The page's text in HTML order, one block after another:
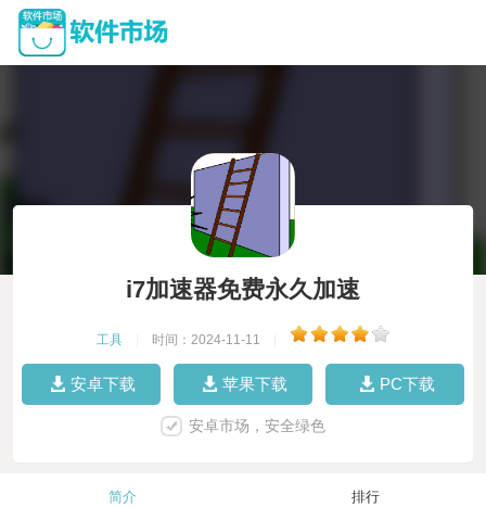
i7加速器免费永久加速
工具 时间：2024-11-11
安卓下载 苹果下载 PC下载
安卓市场，安全绿色
简介 排行